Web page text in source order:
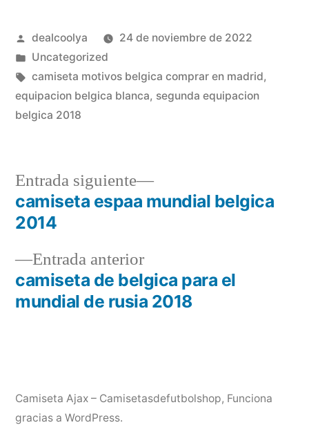
Publicado
por
dealcoolya
24 de noviembre de 2022
Publicado
en
Uncategorized
Etiquetas:
camiseta motivos belgica comprar en madrid,
equipacion belgica blanca, segunda equipacion
belgica 2018
Navegación
entradas
Entrada anteriorEntrada
anterior:
camiseta de belgica para el
mundial de rusia 2018
Entrada siguiente
Entrada
siguiente:
camiseta espaa mundial belgica
2014
Camiseta Ajax – Camisetasdefutbolshop, Funciona
gracias a WordPress.